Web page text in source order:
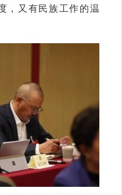
，又有民族工作的温